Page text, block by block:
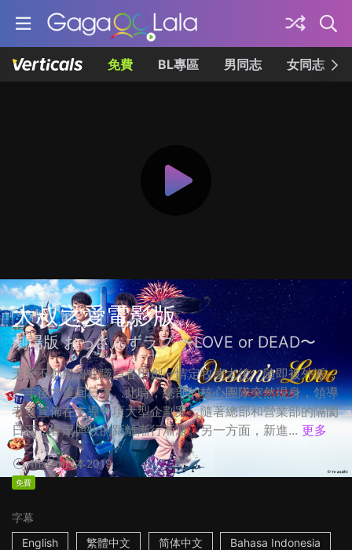
免費 BL專區 男同志 女同志
大叔之愛電影版
劇場版 おっさんずラブ 〜LOVE or DEAD〜
天空不動產魯蛇職員春田創一情定牧凌太後，隨即被外派，
一年後才重回日本。此時，總部的核心團隊突然現身，領導
者更宣佈在主導一項大型企劃案，隨著總部和營業部的隔閡
日深，春田與牧的距離漸行漸遠。另一方面，新進... 更多
1h53m日本2019
免費
字幕
English
繁體中文 简体中文 Bahasa Indonesia